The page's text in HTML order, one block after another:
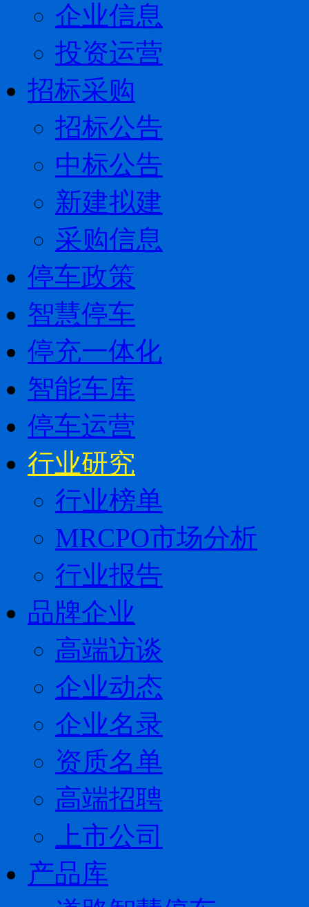
企业信息
投资运营
招标采购
招标公告
中标公告
新建拟建
采购信息
停车政策
智慧停车
停充一体化
智能车库
停车运营
行业研究
行业榜单
MRCPO市场分析
行业报告
品牌企业
高端访谈
企业动态
企业名录
资质名单
高端招聘
上市公司
产品库